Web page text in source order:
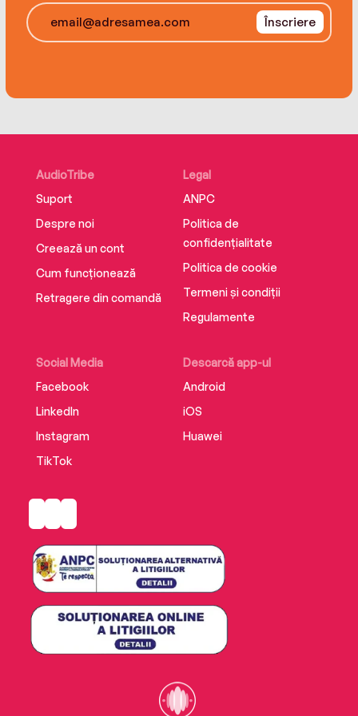
Înscriere
AudioTribe
Suport
Despre noi
Creează un cont
Cum funcționează
Retragere din comandă
Social Media
Facebook
LinkedIn
Instagram
TikTok
Descarcă app-ul
Android
iOS
Huawei
Legal
ANPC
Politica de
confidențialitate
Politica de cookie
Termeni și condiții
Regulamente